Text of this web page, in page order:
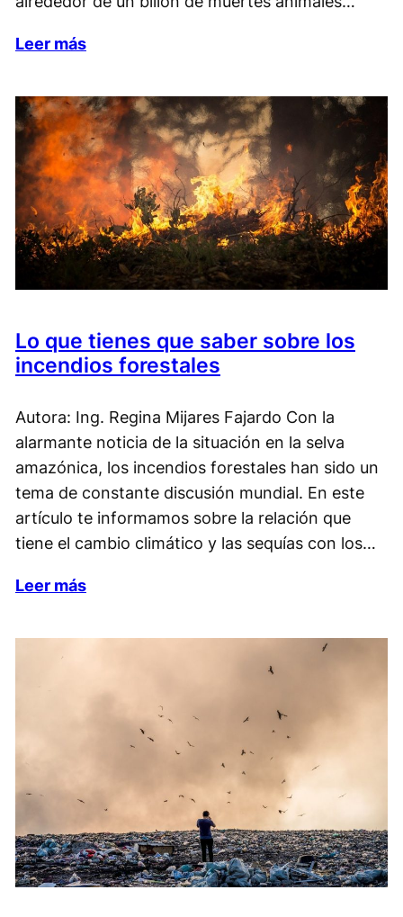
Leer más
Lo que tienes que saber sobre los
incendios forestales
Autora: Ing. Regina Mijares Fajardo Con la
alarmante noticia de la situación en la selva
amazónica, los incendios forestales han sido un
tema de constante discusión mundial. En este
artículo te informamos sobre la relación que
tiene el cambio climático y las sequías con los…
Leer más